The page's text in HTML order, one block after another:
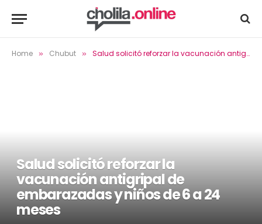
Home » Chubut » Salud solicitó reforzar la vacunación antigripal de embarazadas y niños de 6 a 24 meses
Salud solicitó reforzar la
vacunación antigripal de
embarazadas y niños de 6 a 24
meses